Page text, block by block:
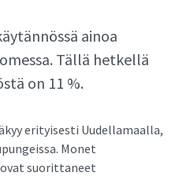
ainoa
Tällä hetkellä
on 11 %.
erityisesti Uudellamaalla,
Monet
suorittaneet